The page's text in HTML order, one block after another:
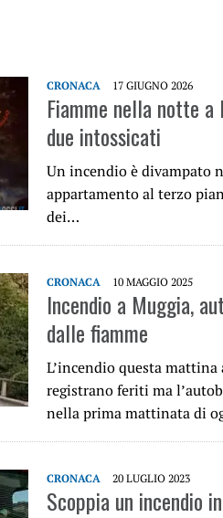
CRONACA 17 GIUGNO 2026
Fiamme nella notte
due intossicati
Un incendio è divampato
appartamento al terzo
dei…
CRONACA 10 MAGGIO 2025
Incendio a Muggia,
dalle fiamme
L’incendio questa
registrano feriti ma
nella prima mattinata di
CRONACA 20 LUGLIO 2023
Scoppia un incendio